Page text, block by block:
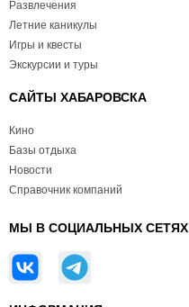
Развлечения
Летние каникулы
Игры и квесты
Экскурсии и туры
САЙТЫ ХАБАРОВСКА
Кино
Базы отдыха
Новости
Справочник компаний
МЫ В СОЦИАЛЬНЫХ СЕТЯХ